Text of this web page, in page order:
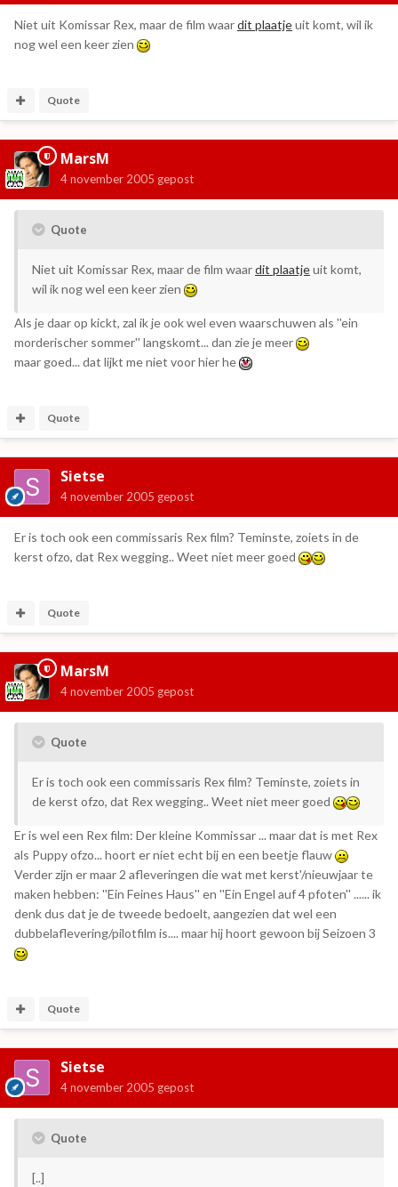
Niet uit Komissar Rex, maar de film waardit plaatjeuit komt, wil ik
nog wel een keer zien
Quote
MarsM
4 november 2005 gepost
Quote
Niet uit Komissar Rex, maar de film waardit plaatjeuit komt,
wil ik nog wel een keer zien
Als je daar op kickt, zal ik je ook wel even waarschuwen als ''ein
morderischer sommer'' langskomt... dan zie je meer
maar goed... dat lijkt me niet voor hier he
Quote
Sietse
4 november 2005 gepost
Er is toch ook een commissaris Rex film? Teminste, zoiets in de
kerst ofzo, dat Rex wegging.. Weet niet meer goed
Quote
MarsM
4 november 2005 gepost
Quote
Er is toch ook een commissaris Rex film? Teminste, zoiets in
de kerst ofzo, dat Rex wegging.. Weet niet meer goed
Er is wel een Rex film: Der kleine Kommissar ... maar dat is met Rex
als Puppy ofzo... hoort er niet echt bij en een beetje flauw
Verder zijn er maar 2 afleveringen die wat met kerst'/nieuwjaar te
maken hebben: ''Ein Feines Haus'' en ''Ein Engel auf 4 pfoten'' ...... ik
denk dus dat je de tweede bedoelt, aangezien dat wel een
dubbelaflevering/pilotfilm is.... maar hij hoort gewoon bij Seizoen 3
Quote
Sietse
4 november 2005 gepost
Quote
[..]